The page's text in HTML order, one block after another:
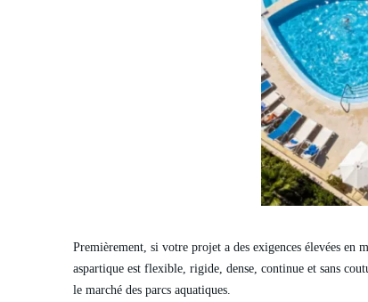
Premièrement, si votre projet a des exigences élevées en
aspartique est flexible, rigide, dense, continue et sans
le marché des parcs aquatiques.